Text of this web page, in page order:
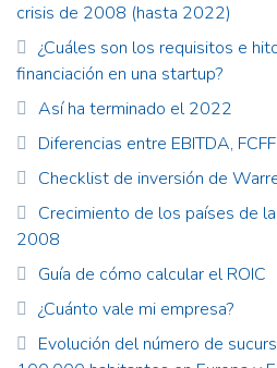
crisis de 2008 (hasta 2022)
¿Cuáles son los requisitos e
financiación en una startup?
Así ha terminado el 2022
Diferencias entre EBITDA,
Checklist de inversión de
Crecimiento de los países de
2008
Guía de cómo calcular el ROIC
¿Cuánto vale mi empresa?
Evolución del número de